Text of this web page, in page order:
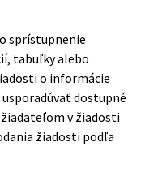
sprístupnenie
tabuľky alebo
o informácie
dostupné
v žiadosti
žiadosti podľa